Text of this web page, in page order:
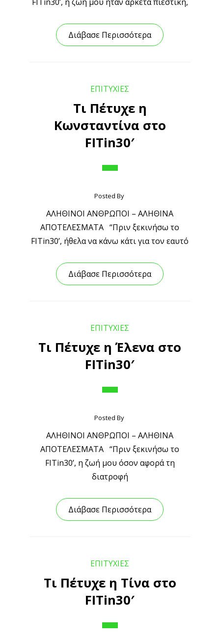
Διάβασε Περισσότερα
ΕΠΙΤΥΧΙΕΣ
Τι Πέτυχε η
Κωνσταντίνα στο
FITin30′
Posted By
ΑΛΗΘΙΝΟΙ ΑΝΘΡΩΠΟΙ – ΑΛΗΘΙΝΑ
ΑΠΟΤΕΛΕΣΜΑΤΑ “Πριν ξεκινήσω το
FITin30’, ήθελα να κάνω κάτι για τον εαυτό
Διάβασε Περισσότερα
ΕΠΙΤΥΧΙΕΣ
Τι Πέτυχε η Έλενα στο
FITin30′
Posted By
ΑΛΗΘΙΝΟΙ ΑΝΘΡΩΠΟΙ – ΑΛΗΘΙΝΑ
ΑΠΟΤΕΛΕΣΜΑΤΑ “Πριν ξεκινήσω το
FITin30’, η ζωή μου όσον αφορά τη
διατροφή
Διάβασε Περισσότερα
ΕΠΙΤΥΧΙΕΣ
Τι Πέτυχε η Τίνα στο
FITin30′